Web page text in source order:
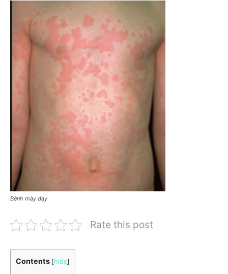
Bệnh mày đay
Rate this post
Contents [hide]